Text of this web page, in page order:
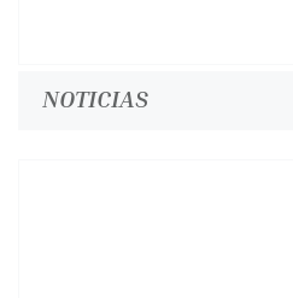
NOTICIAS